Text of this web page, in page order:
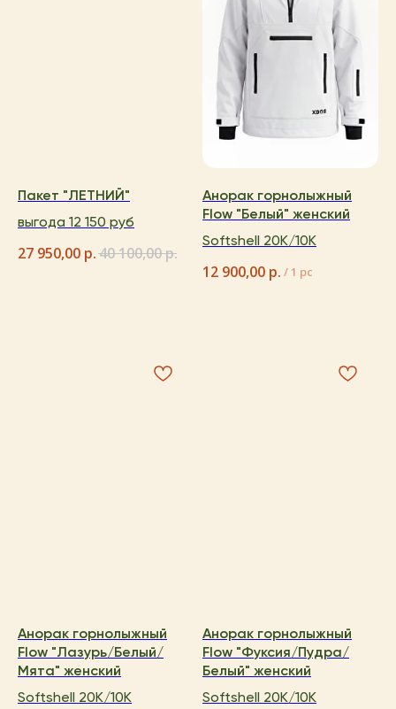
Пакет "ЛЕТНИЙ"
выгода 12 150 руб
27 950,00 р.40 100,00р.
Анорак горнолыжный
Flow "Белый" женский
Softshell 20K/10K
12 900,00 р. / 1 pc
Анорак горнолыжный
Flow "Лазурь/Белый/
Мята" женский
Softshell 20K/10K
Анорак горнолыжный
Flow "Фуксия/Пудра/
Белый" женский
Softshell 20K/10K